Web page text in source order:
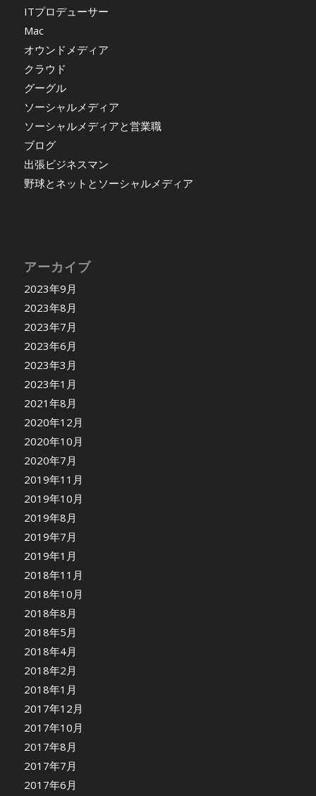
ITプロデューサー
Mac
オウンドメディア
クラウド
グーグル
ソーシャルメディア
ソーシャルメディアと営業職
ブログ
出張ビジネスマン
野球とネットとソーシャルメディア
アーカイブ
2023年9月
2023年8月
2023年7月
2023年6月
2023年3月
2023年1月
2021年8月
2020年12月
2020年10月
2020年7月
2019年11月
2019年10月
2019年8月
2019年7月
2019年1月
2018年11月
2018年10月
2018年8月
2018年5月
2018年4月
2018年2月
2018年1月
2017年12月
2017年10月
2017年8月
2017年7月
2017年6月